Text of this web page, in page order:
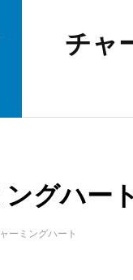
チャ
グハー
ーミングハート